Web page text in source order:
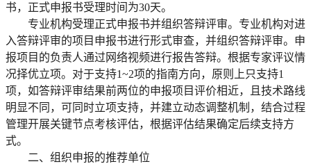
书，正式申报书受理时间为30天。
专业机构受理正式申报书并组织答辩评审。专业机构对进
入答辩评审的项目申报书进行形式审查，并组织答辩评审。申
报项目的负责人通过网络视频进行报告答辩。根据专家评议情
况择优立项。对于支持1~2项的指南方向，原则上只支持1
项，如答辩评审结果前两位的申报项目评价相近，且技术路线
明显不同，可同时立项支持，并建立动态调整机制，结合过程
管理开展关键节点考核评估，根据评估结果确定后续支持方
式。
二、组织申报的推荐单位